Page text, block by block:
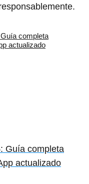
completa
actualizado
Guía completa
actualizado